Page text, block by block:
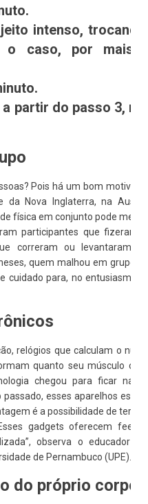
intenso,
o caso, por mais
partir do passo 3,
Pois há um bom motivo
da Nova Inglaterra, na
física em conjunto pode
participantes que fizeram
correram ou levantaram
quem malhou em grupo
cuidado para, no entusiasmo,
relógios que calculam o
quanto seu músculo
chegou para ficar na
esses aparelhos
é a possibilidade de ter
gadgets oferecem
observa o educador
de Pernambuco (UPE).
do próprio corpo